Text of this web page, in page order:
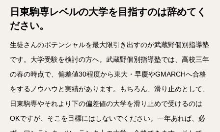
日東駒専レベルの大学を目指すのは辞めてく
ださい。
生徒さんのポテンシャルを最大限引き出すのが武蔵野個別指導塾
です。大学受験を検討の方へ。武蔵野個別指導塾では、高校三年
の春の時点で、偏差値30程度から東大・早慶やGMARCHへ合格
をするノウハウと実績があります。もちろん、滑り止めとして、
日東駒専やそれより下の偏差値の大学を滑り止めで受けるのは
OKですが、そこを目標にはしないでください。一年あれば、必